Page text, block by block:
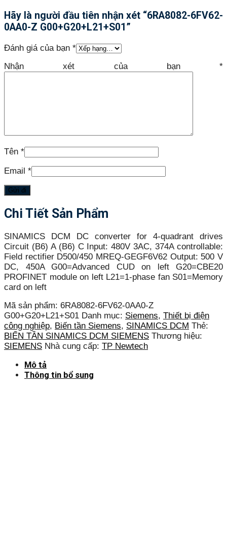
Hãy là người đầu tiên nhận xét “6RA8082-6FV62-
0AA0-Z G00+G20+L21+S01”
Đánh giá của bạn *
Nhận xét của bạn *
Tên *
Email *
Chi Tiết Sản Phẩm
SINAMICS DCM DC converter for 4-quadrant drives
Circuit (B6) A (B6) C Input: 480V 3AC, 374A controllable:
Field rectifier D500/450 MREQ-GEGF6V62 Output: 500 V
DC, 450A G00=Advanced CUD on left G20=CBE20
PROFINET module on left L21=1-phase fan S01=Memory
card on left
Mã sản phẩm: 6RA8082-6FV62-0AA0-Z
G00+G20+L21+S01 Danh mục: Siemens, Thiết bị điện
công nghiệp, Biến tần Siemens, SINAMICS DCM Thẻ:
BIẾN TẦN SINAMICS DCM SIEMENS Thương hiệu:
SIEMENS Nhà cung cấp: TP Newtech
Mô tả
Thông tin bổ sung